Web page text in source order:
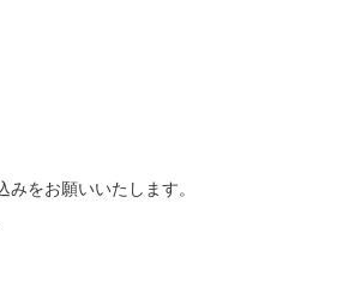
をお願いいたします。